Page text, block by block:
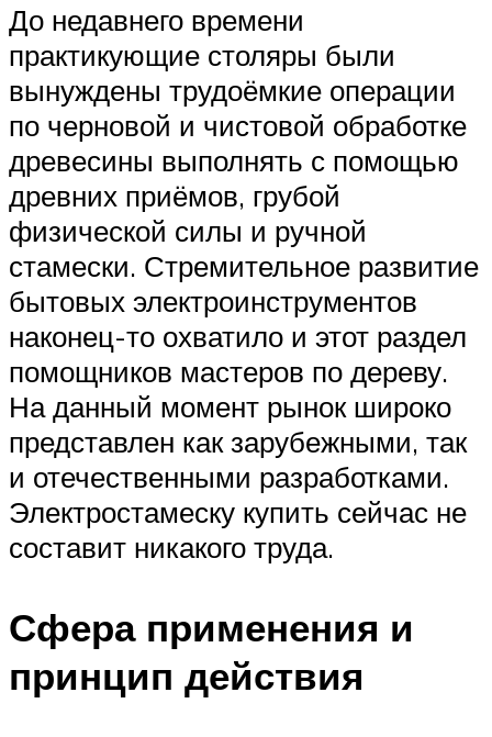
До недавнего времени
практикующие столяры были
вынуждены трудоёмкие операции
по черновой и чистовой обработке
древесины выполнять с помощью
древних приёмов, грубой
физической силы и ручной
стамески. Стремительное развитие
бытовых электроинструментов
наконец-то охватило и этот раздел
помощников мастеров по дереву.
На данный момент рынок широко
представлен как зарубежными, так
и отечественными разработками.
Электростамеску купить сейчас не
составит никакого труда.
Сфера применения и
принцип действия